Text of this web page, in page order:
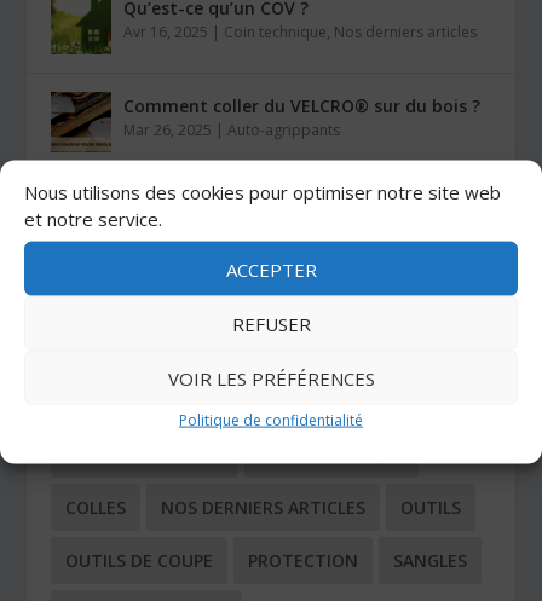
Nous utilisons des cookies pour optimiser notre site web
et notre service.
ACCEPTER
REFUSER
VOIR LES PRÉFÉRENCES
Politique de confidentialité
Qu’est-ce qu’un COV ?
Avr 16, 2025 | Coin technique, Nos derniers articles
Comment coller du VELCRO® sur du bois ?
Mar 26, 2025 |Auto-agrippants
Les colles Stratogrip X15 et X25
Jan 27, 2025
COLLES NOS DERNIERS ARTICLES OUTILS
OUTILS DE COUPE PROTECTION SANGLES